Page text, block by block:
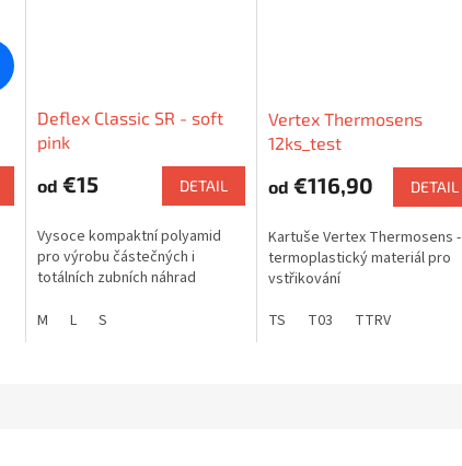
Deflex Classic SR - soft
pink
od €15 DETAIL
Vysoce kompaktní polyamid
pro výrobu částečných i
totálních zubních náhrad
M
L S
Vertex Thermosens
12ks_test
od €116,90 DETAIL
Kartuše Vertex Thermosens -
termoplastický materiál pro
vstřikování
TS
T03 TTRV